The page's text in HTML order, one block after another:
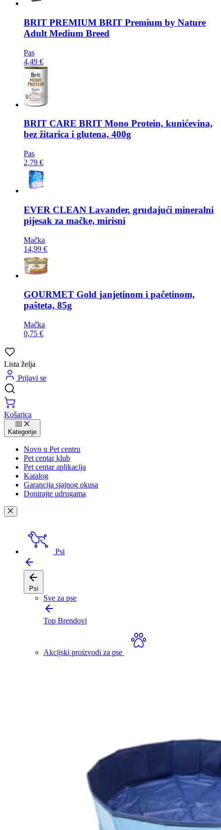
BRIT PREMIUM BRIT Premium by Nature
Adult Medium Breed
Pas
4,49 €
BRIT CARE BRIT Mono Protein, kunićevina,
bez žitarica i glutena, 400g
Pas
2,79 €
EVER CLEAN Lavander, grudajući mineralni
pijesak za mačke, mirisni
Mačka
14,99 €
GOURMET Gold janjetinom i pačetinom,
pašteta, 85g
Mačka
0,75 €
Lista želja
Prijavi se
Košarica
Kategorije
Novo u Pet centru
Pet centar klub
Pet centar aplikacija
Katalog
Garancija sjajnog okusa
Donirajte udrugama
Psi
Psi
Sve za pse
Top Brendovi
Akcijski proizvodi za pse